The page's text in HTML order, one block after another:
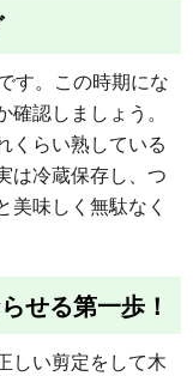
す。この時期にな
認しましょう。
くらい熟している
は冷蔵保存し、つ
美味しく無駄なく
せる第一歩！
しい剪定をして木